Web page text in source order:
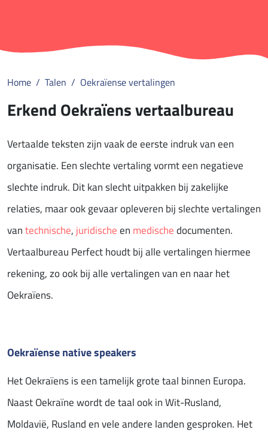
Home Talen Oekraïense vertalingen
Erkend Oekraïens vertaalbureau
Vertaalde teksten zijn vaak de eerste indruk van een
organisatie. Een slechte vertaling vormt een negatieve
slechte indruk. Dit kan slecht uitpakken bij zakelijke
relaties, maar ook gevaar opleveren bij slechte vertalingen
vantechnische, juridischeen medischedocumenten.
Vertaalbureau Perfect houdt bij alle vertalingen hiermee
rekening, zo ook bij alle vertalingen van en naar het
Oekraïens.
Oekraïense native speakers
Het Oekraïens is een tamelijk grote taal binnen Europa.
Naast Oekraïne wordt de taal ook in Wit-Rusland,
Moldavië, Rusland en vele andere landen gesproken. Het